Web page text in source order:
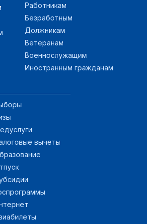
Работникам
Безработным
Должникам
Ветеранам
Военнослужащим
Иностранным гражданам
вычеты